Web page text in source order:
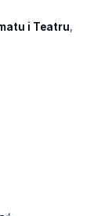
i Teatru,